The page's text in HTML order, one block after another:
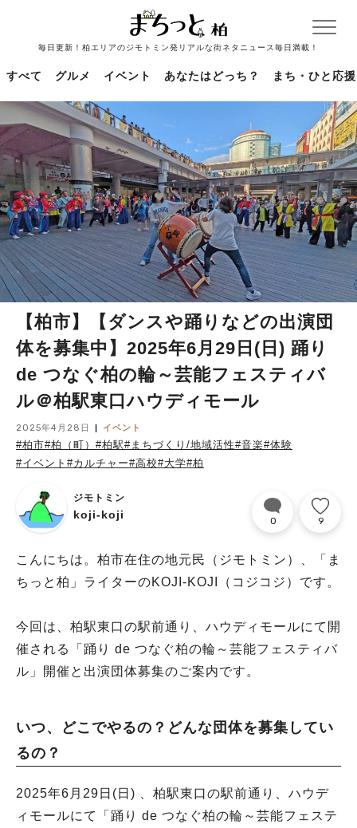
毎日更新！柏エリアのジモトミン発リアルな街ネタニュース毎日満載！
すべて グルメ イベント あなたはどっち？ まち・ひと応援
【柏市】【ダンスや踊りなどの出演団
体を募集中】2025年6月29日(日) 踊り
de つなぐ柏の輪～芸能フェスティバ
ル＠柏駅東口ハウディモール
2025年4月28日 イベント
#柏市#柏（町） #柏駅#まちづくり/地域活性#音楽#体験
#イベント #カルチャー#高校#大学#柏
ジモトミン
koji-koji 0 9
こんにちは。柏市在住の地元民（ジモトミン）、「ま
ちっと柏」ライターのKOJI-KOJI（コジコジ）です。
今回は、柏駅東口の駅前通り、ハウディモールにて開
催される「踊り de つなぐ柏の輪～芸能フェスティバ
ル」開催と出演団体募集のご案内です。
いつ、どこでやるの？どんな団体を募集してい
るの？
2025年6月29日(日) 、柏駅東口の駅前通り、ハウデ
ィモールにて「踊り de つなぐ柏の輪～芸能フェステ